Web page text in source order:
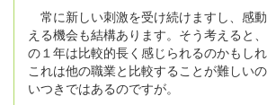
常に新しい刺激を受け続けますし、感
える機会も結構あります。そう考えると
の１年は比較的長く感じられるのかもしれ
これは他の職業と比較することが難しい
いつきではあるのですが。